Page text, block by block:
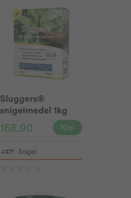
Sluggers®
snigelmedel 1kg
168,90 Köp
Snigel